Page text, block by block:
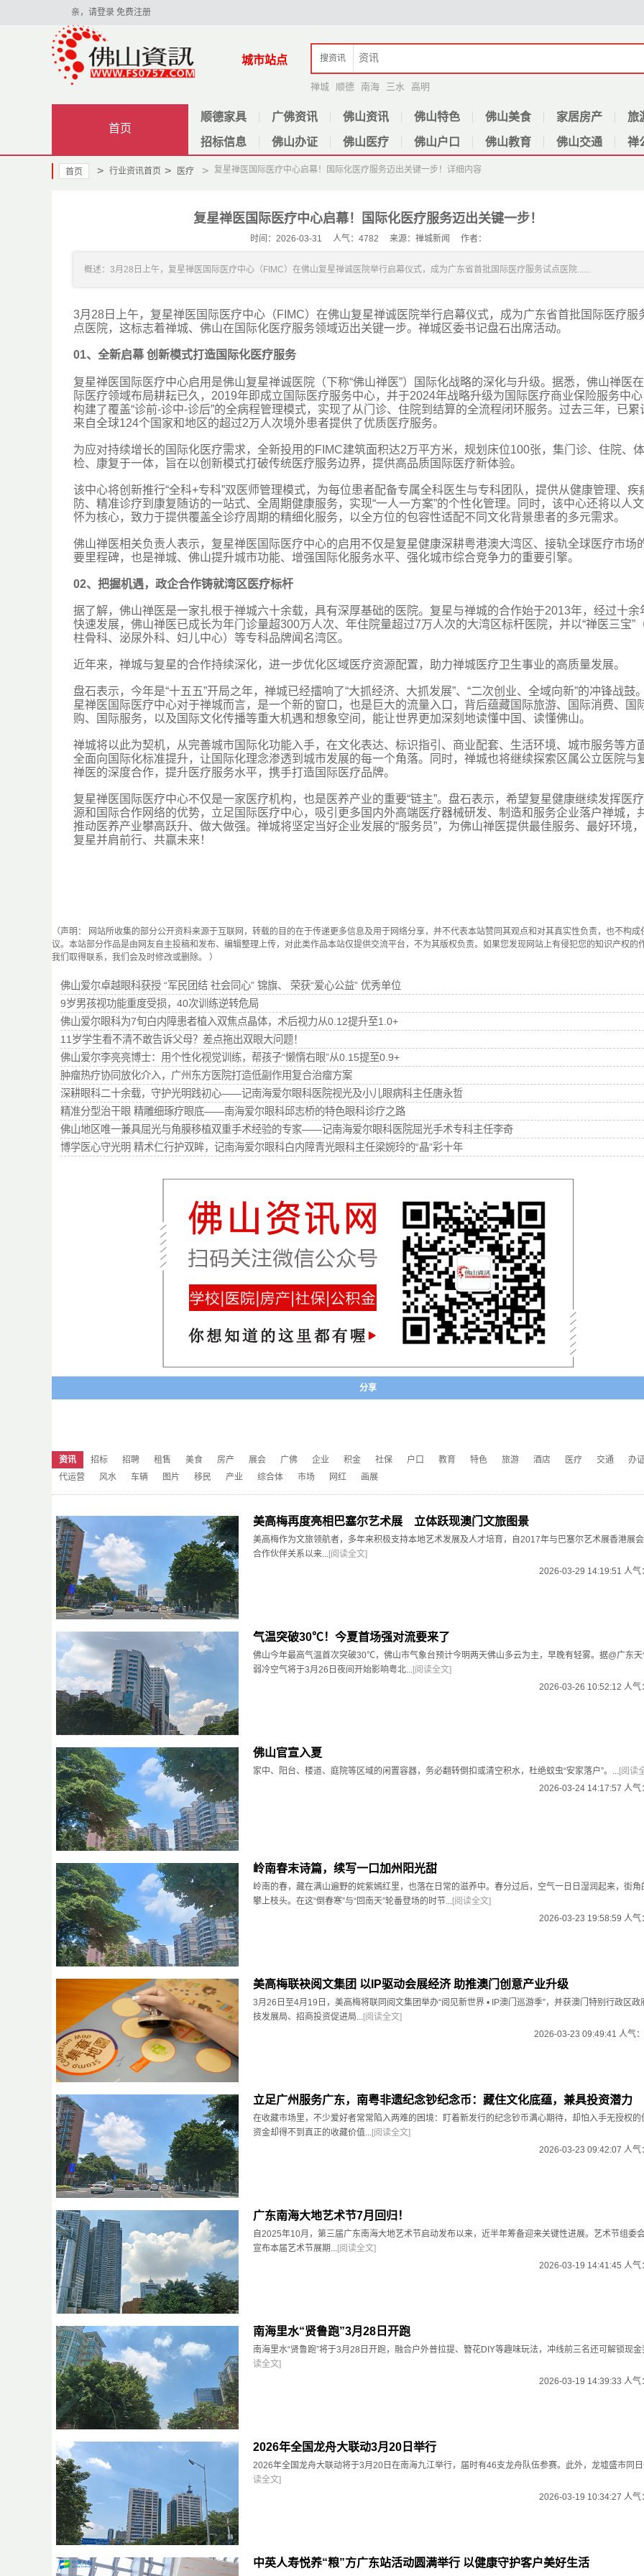
亲，请登录 免费注册
城市站点 搜资讯
禅城 顺德 南海 三水 高明
首页
顺德家具 广佛资讯 佛山资讯 佛山特色 佛山美食 家居房产 旅
招标信息 佛山办证 佛山医疗 佛山户口 佛山教育 佛山交通 禅
首页 > 行业资讯首页 > 医疗 > 复星禅医国际医疗中心启幕！国际化医疗服务迈出关键一步！ 详细内容
复星禅医国际医疗中心启幕！国际化医疗服务迈出关键一步！
时间：2026-03-31 人气：4782 来源：禅城新闻 作者：
概述：3月28日上午，复星禅医国际医疗中心（FIMC）在佛山复星禅诚医院举行启幕仪式，成为广东省首批国际医疗服务试点医院......
3月28日上午，复星禅医国际医疗中心（FIMC）在佛山复星禅诚医院举行启幕仪式，成为广东省首批国际医疗服
点医院，这标志着禅城、佛山在国际化医疗服务领域迈出关键一步。禅城区委书记盘石出席活动。
01、 全新启幕 创新模式打造国际化医疗服务
复星禅医国际医疗中心启用是佛山复星禅诚医院（下称“佛山禅医”）国际化战略的深化与升级。据悉，佛山禅医
际医疗领域布局耕耘已久，2019年即成立国际医疗服务中心，并于2024年战略升级为国际医疗商业保险服务中心
构建了覆盖“诊前-诊中-诊后”的全病程管理模式，实现了从门诊、住院到结算的全流程闭环服务。过去三年，已累
来自全球124个国家和地区的超过2万人次境外患者提供了优质医疗服务。
为应对持续增长的国际化医疗需求，全新投用的FIMC建筑面积达2万平方米，规划床位100张，集门诊、住院、体
检、康复于一体，旨在以创新模式打破传统医疗服务边界，提供高品质国际医疗新体验。
该中心将创新推行“全科+专科”双医师管理模式，为每位患者配备专属全科医生与专科团队，提供从健康管理、疾
防、精准诊疗到康复随访的一站式、全周期健康服务，实现“一人一方案”的个性化管理。同时，该中心还将以人
怀为核心，致力于提供覆盖全诊疗周期的精细化服务，以全方位的包容性适配不同文化背景患者的多元需求。
佛山禅医相关负责人表示，复星禅医国际医疗中心的启用不仅是复星健康深耕粤港澳大湾区、接轨全球医疗市场
要里程碑，也是禅城、佛山提升城市功能、增强国际化服务水平、强化城市综合竞争力的重要引擎。
02、 把握机遇，政企合作铸就湾区医疗标杆
据了解，佛山禅医是一家扎根于禅城六十余载，具有深厚基础的医院。复星与禅城的合作始于2013年，经过十余
快速发展，佛山禅医已成长为年门诊量超300万人次、年住院量超过7万人次的大湾区标杆医院，并以“禅医三宝”
柱骨科、泌尿外科、妇儿中心）等专科品牌闻名湾区。
近年来，禅城与复星的合作持续深化，进一步优化区域医疗资源配置，助力禅城医疗卫生事业的高质量发展。
盘石表示，今年是“十五五”开局之年，禅城已经擂响了“大抓经济、大抓发展”、“二次创业、全域向新”的冲锋战鼓
星禅医国际医疗中心对于禅城而言，是一个新的窗口，也是巨大的流量入口，背后蕴藏国际旅游、国际消费、国
购、国际服务，以及国际文化传播等重大机遇和想象空间，能让世界更加深刻地读懂中国、读懂佛山。
禅城将以此为契机，从完善城市国际化功能入手，在文化表达、标识指引、商业配套、生活环境、城市服务等方
全面向国际化标准提升，让国际化理念渗透到城市发展的每一个角落。同时，禅城也将继续探索区属公立医院与
禅医的深度合作，提升医疗服务水平，携手打造国际医疗品牌。
复星禅医国际医疗中心不仅是一家医疗机构，也是医养产业的重要“链主”。盘石表示，希望复星健康继续发挥医
源和国际合作网络的优势，立足国际医疗中心，吸引更多国内外高端医疗器械研发、制造和服务企业落户禅城，
推动医养产业攀高跃升、做大做强。禅城将坚定当好企业发展的“服务员”，为佛山禅医提供最佳服务、最好环境
复星并肩前行、共赢未来！
（声明： 网站所收集的部分公开资料来源于互联网，转载的目的在于传递更多信息及用于网络分享，并不代表本站赞同其观点和对其真实性负责，也不构成
议。本站部分作品是由网友自主投稿和发布、编辑整理上传，对此类作品本站仅提供交流平台，不为其版权负责。如果您发现网站上有侵犯您的知识产权的
我们取得联系，我们会及时修改或删除。 ）
佛山爱尔卓越眼科获授 “军民团结 社会同心” 锦旗、 荣获“爱心公益” 优秀单位
9岁男孩视功能重度受损，40次训练逆转危局
佛山爱尔眼科为7旬白内障患者植入双焦点晶体，术后视力从0.12提升至1.0+
11岁学生看不清不敢告诉父母？差点拖出双眼大问题！
佛山爱尔李亮亮博士：用个性化视觉训练，帮孩子“懒惰右眼”从0.15提至0.9+
肿瘤热疗协同放化介入，广州东方医院打造低副作用复合治瘤方案
深耕眼科二十余载，守护光明践初心——记南海爱尔眼科医院视光及小儿眼病科主任唐永哲
精准分型治干眼 精雕细琢疗眼底——南海爱尔眼科邱志桥的特色眼科诊疗之路
佛山地区唯一兼具屈光与角膜移植双重手术经验的专家——记南海爱尔眼科医院屈光手术专科主任李奇
博学医心守光明 精术仁行护双眸，记南海爱尔眼科白内障青光眼科主任梁婉玲的“晶”彩十年
分享
资讯 招标 招聘 租售 美食 房产 展会 广佛 企业 积金 社保 户口 教育 特色 旅游 酒店 医疗 交通 办证
代运营
风水 车辆 图片 移民 产业 综合体 市场 网红 画展
美高梅再度亮相巴塞尔艺术展 立体跃现澳门文旅图景
美高梅作为文旅领航者，多年来积极支持本地艺术发展及人才培育，自2017年与巴塞尔艺术展香港展
合作伙伴关系以来...[阅读全文]
2026-03-29 14:19:51 人气
气温突破30℃！今夏首场强对流要来了
佛山今年最高气温首次突破30℃，佛山市气象台预计今明两天佛山多云为主，早晚有轻雾。据@广东天
弱冷空气将于3月26日夜间开始影响粤北...[阅读全文]
2026-03-26 10:52:12 人气
佛山官宣入夏
家中、阳台、楼道、庭院等区域的闲置容器，务必翻转倒扣或清空积水，杜绝蚊虫“安家落户”。...[阅读
2026-03-24 14:17:57 人气
岭南春末诗篇，续写一口加州阳光甜
岭南的春，藏在满山遍野的姹紫嫣红里，也落在日常的滋养中。春分过后，空气一日日湿润起来，街角
攀上枝头。在这“倒春寒”与“回南天”轮番登场的时节...[阅读全文]
2026-03-23 19:58:59 人气
美高梅联袂阅文集团 以IP驱动会展经济 助推澳门创意产业升级
3月26日至4月19日，美高梅将联同阅文集团举办“阅见新世界 • IP澳门巡游季”，并获澳门特别行政区政
技发展局、招商投资促进局...[阅读全文]
2026-03-23 09:49:41 人气
立足广州服务广东，南粤非遗纪念钞纪念币：藏住文化底蕴，兼具投资潜力
在收藏市场里，不少爱好者常常陷入两难的困境：盯着新发行的纪念钞币满心期待，却怕入手无授权的
资金却得不到真正的收藏价值...[阅读全文]
2026-03-23 09:42:07 人气
广东南海大地艺术节7月回归！
自2025年10月，第三届广东南海大地艺术节启动发布以来，近半年筹备迎来关键性进展。艺术节组委
宣布本届艺术节展期...[阅读全文]
2026-03-19 14:41:45 人气
南海里水“贤鲁跑”3月28日开跑
南海里水“贤鲁跑”将于3月28日开跑，融合户外普拉提、簪花DIY等趣味玩法，冲线前三名还可解锁现金
读全文]
2026-03-19 14:39:33 人气
2026年全国龙舟大联动3月20日举行
2026年全国龙舟大联动将于3月20日在南海九江举行，届时有46支龙舟队伍参赛。此外，龙墟盛市同
读全文]
2026-03-19 10:34:27 人气
中英人寿悦养“粮”方广东站活动圆满举行 以健康守护客户美好生活